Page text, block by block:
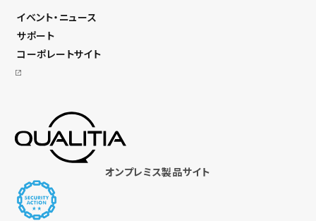
イベント・ニュース
サポート
コーポレートサイト
オンプレミス製品サイト